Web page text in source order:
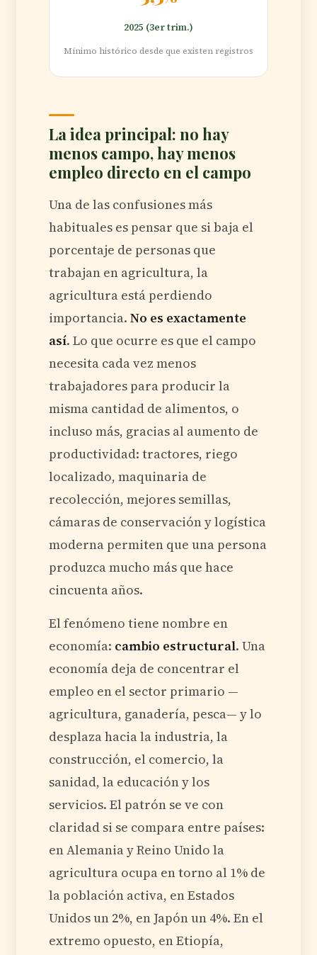
2025 (3er trim.)
Mínimo histórico desde que existen registros
La idea principal: no hay
menos campo, hay menos
empleo directo en el campo
Una de las confusiones más
habituales es pensar que si baja el
porcentaje de personas que
trabajan en agricultura, la
agricultura está perdiendo
importancia. No es exactamente
así. Lo que ocurre es que el campo
necesita cada vez menos
trabajadores para producir la
misma cantidad de alimentos, o
incluso más, gracias al aumento de
productividad: tractores, riego
localizado, maquinaria de
recolección, mejores semillas,
cámaras de conservación y logística
moderna permiten que una persona
produzca mucho más que hace
cincuenta años.
El fenómeno tiene nombre en
economía: cambio estructural. Una
economía deja de concentrar el
empleo en el sector primario —
agricultura, ganadería, pesca— y lo
desplaza hacia la industria, la
construcción, el comercio, la
sanidad, la educación y los
servicios. El patrón se ve con
claridad si se compara entre países:
en Alemania y Reino Unido la
agricultura ocupa en torno al 1% de
la población activa, en Estados
Unidos un 2%, en Japón un 4%. En el
extremo opuesto, en Etiopía,